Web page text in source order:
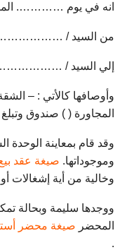
انه في يوم …………. الموافق / / ۲۰۲۰ م تم تسليم الوحدة السكنية الشقة موضوع
من السيد /
إلي السيد /
وأوصافها كالأتي : –
المجاورة ( ) صندوق
وقد قام بمعاينة الوحدة
وموجوداتها. صيغة عقد
وخالية من أية إشغالات
ووجدها سليمة وبحالة
المحضر صيغة محضر
.